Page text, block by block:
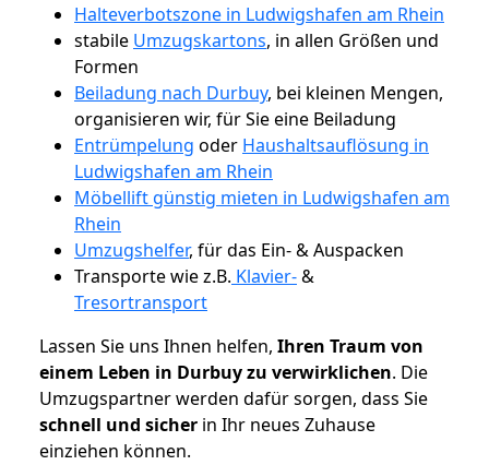
Halteverbotszone in Ludwigshafen am Rhein
stabile Umzugskartons, in allen Größen und
Formen
Beiladung nach Durbuy, bei kleinen Mengen,
organisieren wir, für Sie eine Beiladung
Entrümpelung oder Haushaltsauflösung in
Ludwigshafen am Rhein
Möbellift günstig mieten in Ludwigshafen am
Rhein
Umzugshelfer, für das Ein- & Auspacken
Transporte wie z.B. Klavier-&
Tresortransport
Lassen Sie uns Ihnen helfen, Ihren Traum von
einem Leben in Durbuy zu verwirklichen. Die
Umzugspartner werden dafür sorgen, dass Sie
schnell und sicher in Ihr neues Zuhause
einziehen können.